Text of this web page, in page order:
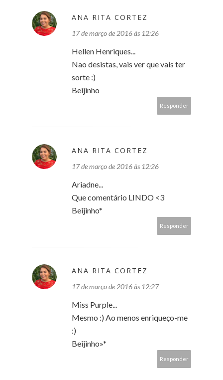
ANA RITA CORTEZ
17 de março de 2016 às 12:26
Hellen Henriques...
Nao desistas, vais ver que vais ter
sorte :)
Beijinho
Responder
ANA RITA CORTEZ
17 de março de 2016 às 12:26
Ariadne...
Que comentário LINDO <3
Beijinho*
Responder
ANA RITA CORTEZ
17 de março de 2016 às 12:27
Miss Purple...
Mesmo :) Ao menos enriqueço-me
:)
Beijinho»*
Responder